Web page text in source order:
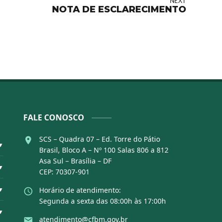
NOTA DE ESCLARECIMENTO
FALE CONOSCO
SCS – Quadra 07 – Ed. Torre do Pátio
Brasil, Bloco A – Nº 100 Salas 806 a 812
Asa Sul – Brasília – DF
CEP: 70307-901
Horário de atendimento:
Segunda a sexta das 08:00h às 17:00h
atendimento@cfbm.gov.br